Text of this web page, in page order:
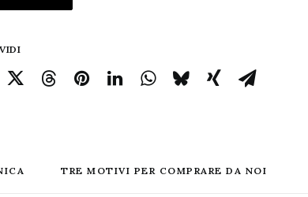
TRE MOTIVI PER COMPRARE DA NOI